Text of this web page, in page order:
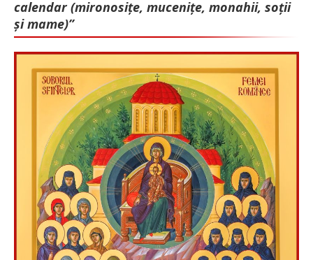
calendar (mironosițe, mu­cenițe, monahii, soții
și mame)”